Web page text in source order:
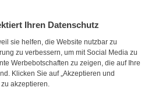
Ihren Datenschutz
sie helfen, die Website nutzbar zu
zu verbessern, um mit Social Media zu
Werbebotschaften zu zeigen, die auf Ihre
Klicken Sie auf „Akzeptieren und
akzeptieren.